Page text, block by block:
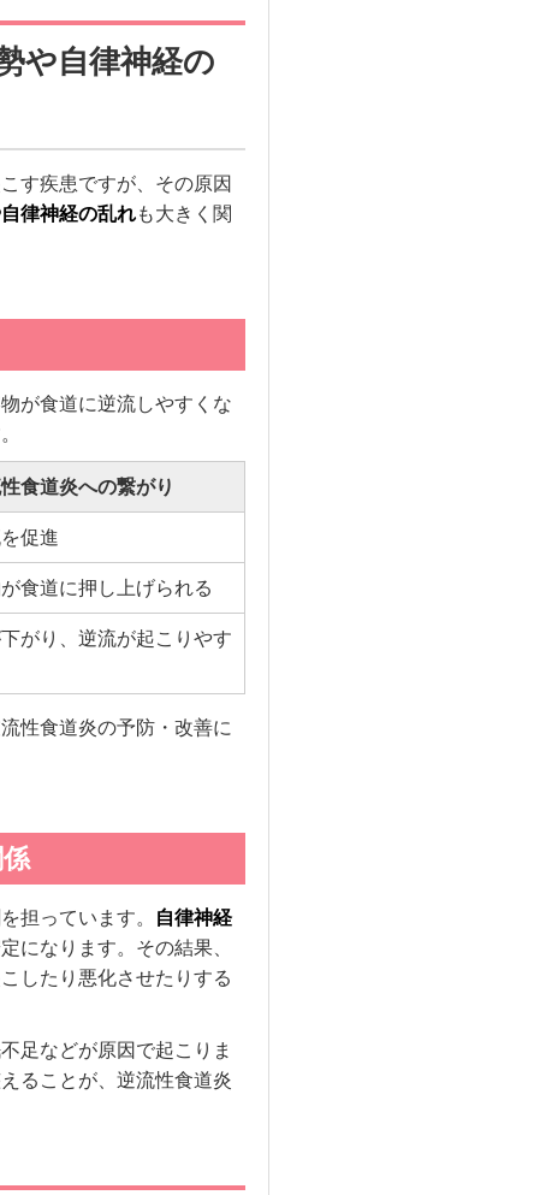
や自律神経の
す疾患ですが、その原因
律神経の乱れも大きく関
が食道に逆流しやすくな
食道炎への繋がり
促進
食道に押し上げられる
がり、逆流が起こりやす
性食道炎の予防・改善に
担っています。
自律神経
になります。その結果、
したり悪化させたりする
足などが原因で起こりま
ることが、逆流性食道炎